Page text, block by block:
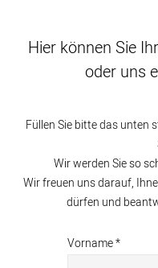
Hier können Sie
oder uns
Füllen Sie bitte das unten
Wir werden Sie so
Wir freuen uns darauf,
dürfen und
Vorname *